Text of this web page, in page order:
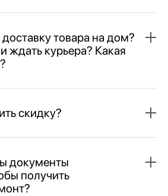
товара на дом?
ждать курьера? Какая
скидку?
документы
получить